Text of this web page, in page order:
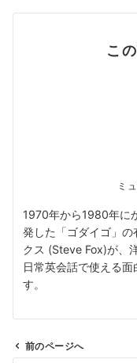
こ
ミ
1970年から1980年に
発した「ゴダイゴ」
クス (Steve Fox)が、
日常英会話で使える
す。
前のページへ